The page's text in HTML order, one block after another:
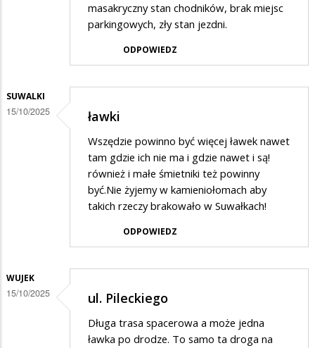
masakryczny stan chodników, brak miejsc
parkingowych, zły stan jezdni.
ODPOWIEDZ
SUWALKI
15/10/2025 ławki
Wszędzie powinno być więcej ławek nawet
tam gdzie ich nie ma i gdzie nawet i są!
również i małe śmietniki też powinny
być.Nie żyjemy w kamieniołomach aby
takich rzeczy brakowało w Suwałkach!
ODPOWIEDZ
WUJEK
15/10/2025 ul. Pileckiego
Długa trasa spacerowa a może jedna
ławka po drodze. To samo ta droga na